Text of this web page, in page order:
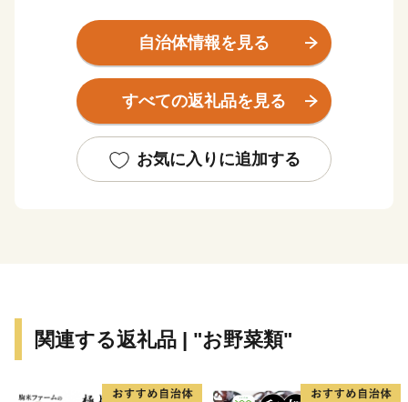
（6,096.93平方キロメートル）の3.4％を占めています。
東の鹿島灘に沿って位置する鉾田市は、北は涸沼、南は
北浦に接し、内陸部のほとんどは平坦地で、その平坦な
地形と温和な気候を活かした農業が基幹産業であり、首
して、メロン、イチゴなどのほか、みず菜、トマト、甘
藷（さつまいも）、ごぼうといった農産物の栽培でも全
に、全国からの公募により誕生しました。その可愛らし
者に。今日もどこかで鉾田市のためにがんばっている
自治体情報を見る
すべての返礼品を見る
お気に入りに追加する
関連する返礼品 | "お野菜類"